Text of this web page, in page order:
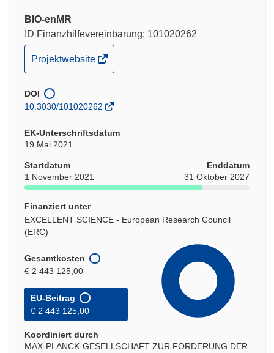
BIO-enMR
ID Finanzhilfevereinbarung: 101020262
(öffnet
in
neuem
Fenster)
Projektwebsite
DOI
10.3030/101020262
EK-Unterschriftsdatum
19 Mai 2021
Startdatum
1 November 2021
Enddatum
31 Oktober 2027
Finanziert unter
EXCELLENT SCIENCE - European Research Council
(ERC)
Gesamtkosten
€ 2 443 125,00
EU-Beitrag
€ 2 443 125,00
Koordiniert durch
MAX-PLANCK-GESELLSCHAFT ZUR FORDERUNG DER